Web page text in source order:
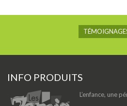
INFO PRODUITS
L’enfance, une